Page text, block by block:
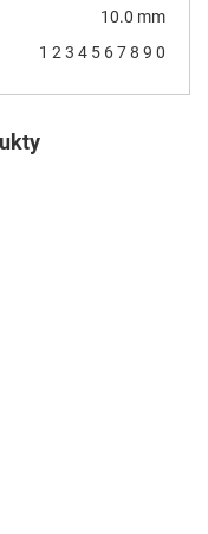
10.0 mm
1 2 3 4 5 6 7 8 9 0